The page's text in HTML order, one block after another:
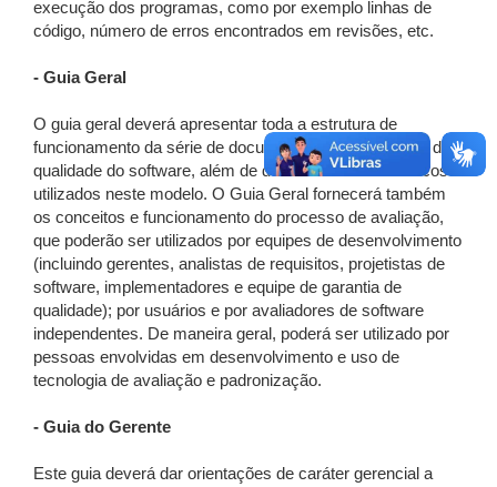
execução dos programas, como por exemplo linhas de
código, número de erros encontrados em revisões, etc.
- Guia Geral
O guia geral deverá apresentar toda a estrutura de
funcionamento da série de documentos para avaliação de
qualidade do software, além de definir os termos técnicos
utilizados neste modelo. O Guia Geral fornecerá também
os conceitos e funcionamento do processo de avaliação,
que poderão ser utilizados por equipes de desenvolvimento
(incluindo gerentes, analistas de requisitos, projetistas de
software, implementadores e equipe de garantia de
qualidade); por usuários e por avaliadores de software
independentes. De maneira geral, poderá ser utilizado por
pessoas envolvidas em desenvolvimento e uso de
tecnologia de avaliação e padronização.
- Guia do Gerente
Este guia deverá dar orientações de caráter gerencial a